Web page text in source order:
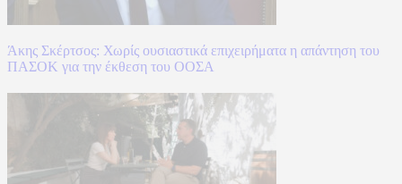
Άκης Σκέρτσος: Χωρίς ουσιαστικά επιχειρήματα η απάντηση του
ΠΑΣΟΚ για την έκθεση του ΟΟΣΑ